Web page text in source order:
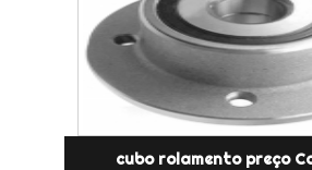
cubo rolamento preço